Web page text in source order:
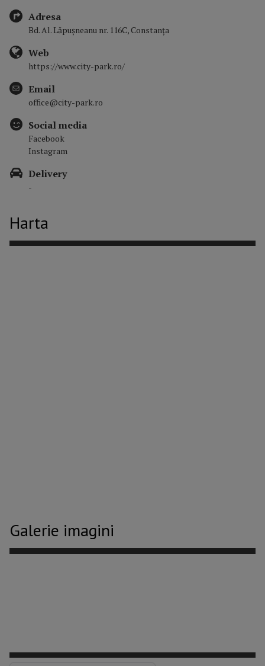
Adresa
Bd. Al. Lăpușneanu nr. 116C, Constanța
Web
https://www.city-park.ro/
Email
office@city-park.ro
Social media
Facebook
Instagram
Delivery
-
Harta
Galerie imagini